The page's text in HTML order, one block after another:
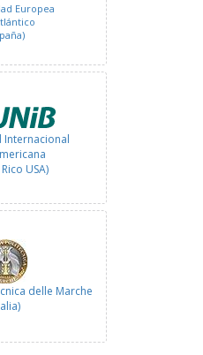
Europea
Internacional
USA)
delle Marche